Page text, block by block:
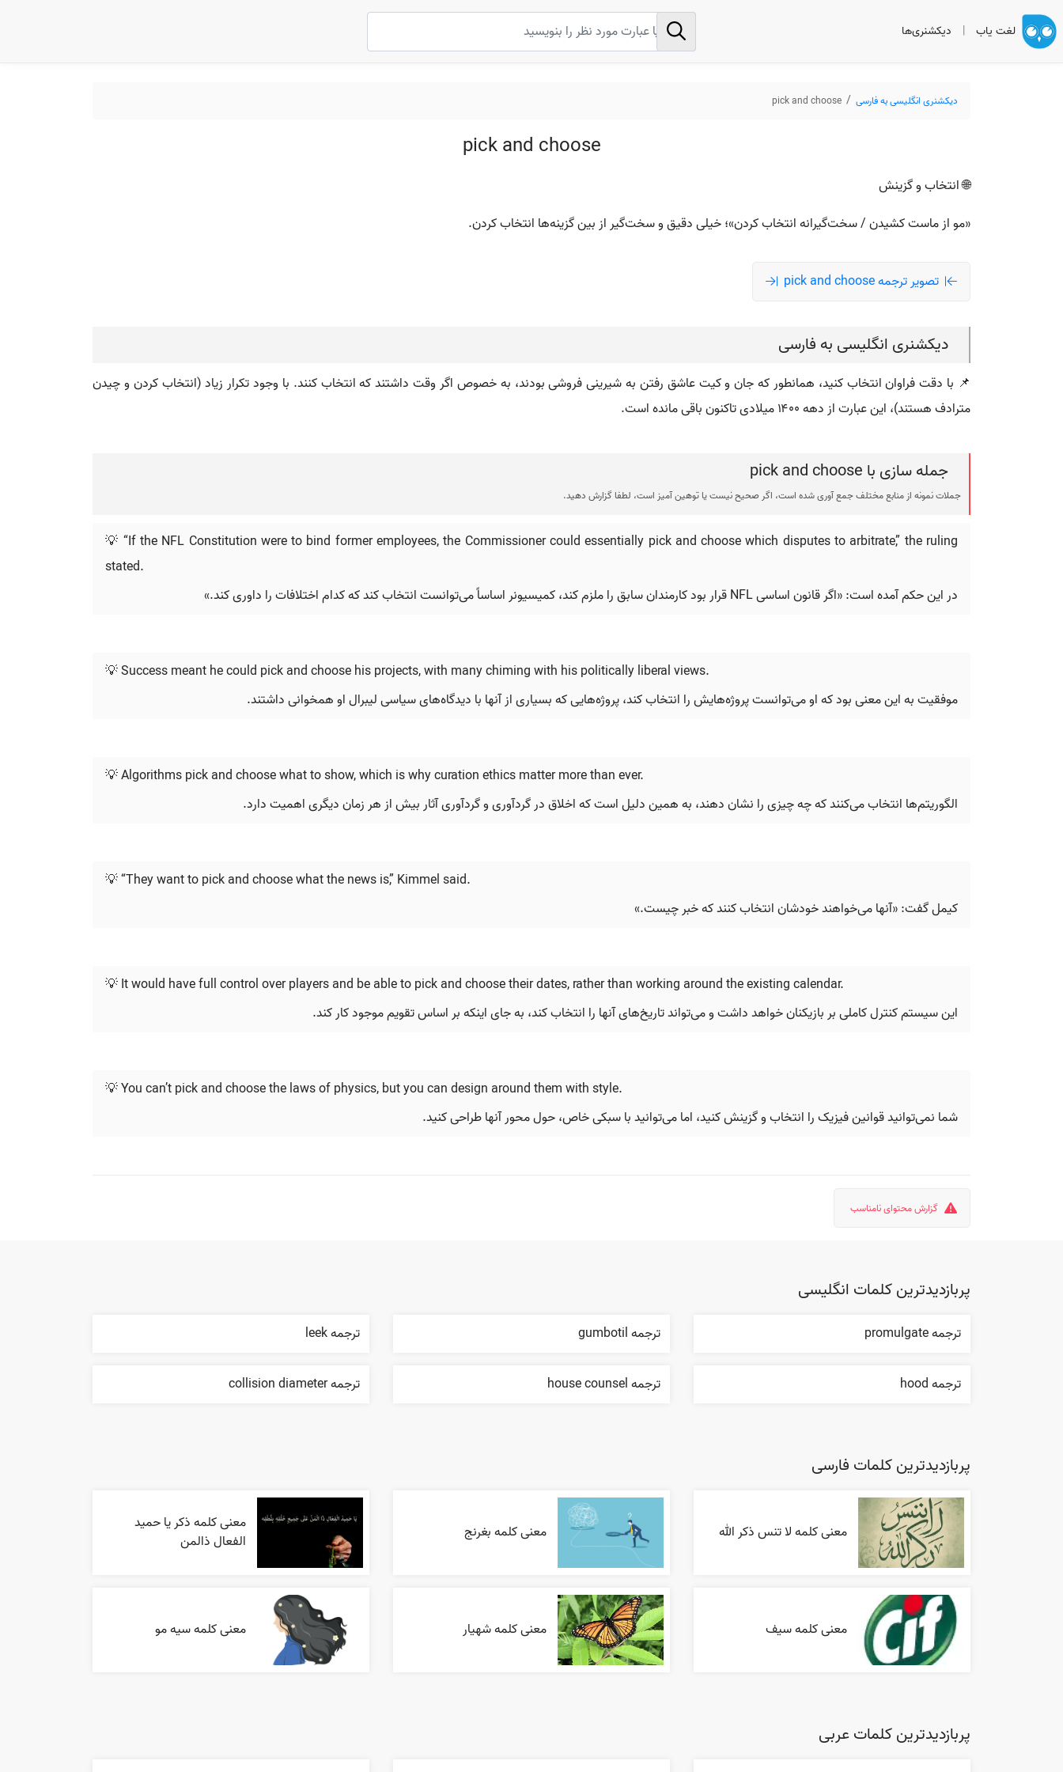
لغت یاب | دیکشنری‌ها
دیکشنری انگلیسی به فارسی pick and choose
pick and choose
🌐 انتخاب و گزینش
«مو از ماست کشیدن / سخت‌گیرانه انتخاب کردن»؛ خیلی دقیق و سخت‌گیر از بین گزینه‌ها انتخاب کردن.
تصویر ترجمه pick and choose
دیکشنری انگلیسی به فارسی
📌 با دقت فراوان انتخاب کنید، همانطور که جان و کیت عاشق رفتن به شیرینی فروشی بودند، به خصوص اگر وقت داشتند که انتخاب کنند. با وجود تکرار زیاد (انتخاب کردن و چیدن
مترادف هستند)، این عبارت از دهه ۱۴۰۰ میلادی تاکنون باقی مانده است.
جمله سازی با pick and choose
جملات نمونه از منابع مختلف جمع آوری شده است، اگر صحیح نیست یا توهین آمیز است، لطفا گزارش دهید.
💡 “If the NFL Constitution were to bind former employees, the Commissioner could essentially pick and choose which disputes to arbitrate,” the ruling
stated.
در این حکم آمده است: «اگر قانون اساسی NFL قرار بود کارمندان سابق را ملزم کند، کمیسیونر اساساً می‌توانست انتخاب کند که کدام اختلافات را داوری کند.»
💡 Success meant he could pick and choose his projects, with many chiming with his politically liberal views.
موفقیت به این معنی بود که او می‌توانست پروژه‌هایش را انتخاب کند، پروژه‌هایی که بسیاری از آنها با دیدگاه‌های سیاسی لیبرال او همخوانی داشتند.
💡 Algorithms pick and choose what to show, which is why curation ethics matter more than ever.
الگوریتم‌ها انتخاب می‌کنند که چه چیزی را نشان دهند، به همین دلیل است که اخلاق در گردآوری و گردآوری آثار بیش از هر زمان دیگری اهمیت دارد.
💡 “They want to pick and choose what the news is,” Kimmel said.
کیمل گفت: «آنها می‌خواهند خودشان انتخاب کنند که خبر چیست.»
💡 It would have full control over players and be able to pick and choose their dates, rather than working around the existing calendar.
این سیستم کنترل کاملی بر بازیکنان خواهد داشت و می‌تواند تاریخ‌های آنها را انتخاب کند، به جای اینکه بر اساس تقویم موجود کار کند.
💡 You can’t pick and choose the laws of physics, but you can design around them with style.
شما نمی‌توانید قوانین فیزیک را انتخاب و گزینش کنید، اما می‌توانید با سبکی خاص، حول محور آنها طراحی کنید.
گزارش محتوای نامناسب
پربازدیدترین کلمات انگلیسی
ترجمه promulgate ترجمه gumbotil ترجمه leek
ترجمه hood ترجمه house counsel ترجمه collision diameter
پربازدیدترین کلمات فارسی
معنی کلمه لا تنس ذکر الله معنی کلمه بغرنج
معنی کلمه ذکر یا حمید
الفعال ذالمن
معنی کلمه سیف معنی کلمه شهیار معنی کلمه سیه مو
پربازدیدترین کلمات عربی